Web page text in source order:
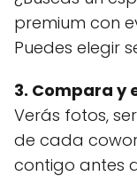
premium con
Puedes elegir
3. Compara y
Verás fotos,
de cada
contigo antes